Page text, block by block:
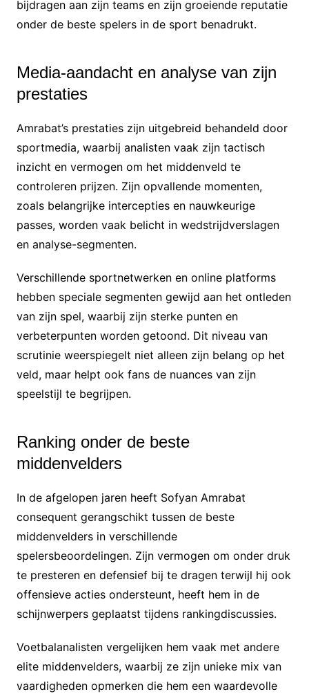
bijdragen aan zijn teams en zijn groeiende reputatie
onder de beste spelers in de sport benadrukt.
Media-aandacht en analyse van zijn
prestaties
Amrabat’s prestaties zijn uitgebreid behandeld door
sportmedia, waarbij analisten vaak zijn tactisch
inzicht en vermogen om het middenveld te
controleren prijzen. Zijn opvallende momenten,
zoals belangrijke intercepties en nauwkeurige
passes, worden vaak belicht in wedstrijdverslagen
en analyse-segmenten.
Verschillende sportnetwerken en online platforms
hebben speciale segmenten gewijd aan het ontleden
van zijn spel, waarbij zijn sterke punten en
verbeterpunten worden getoond. Dit niveau van
scrutinie weerspiegelt niet alleen zijn belang op het
veld, maar helpt ook fans de nuances van zijn
speelstijl te begrijpen.
Ranking onder de beste
middenvelders
In de afgelopen jaren heeft Sofyan Amrabat
consequent gerangschikt tussen de beste
middenvelders in verschillende
spelersbeoordelingen. Zijn vermogen om onder druk
te presteren en defensief bij te dragen terwijl hij ook
offensieve acties ondersteunt, heeft hem in de
schijnwerpers geplaatst tijdens rankingdiscussies.
Voetbalanalisten vergelijken hem vaak met andere
elite middenvelders, waarbij ze zijn unieke mix van
vaardigheden opmerken die hem een waardevolle